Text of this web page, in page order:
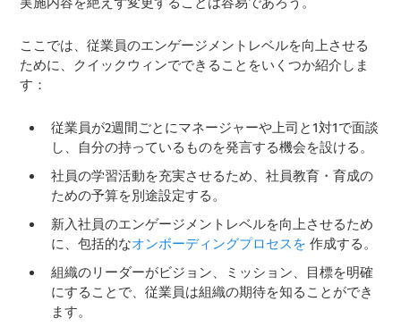
ここでは、従業員のエンゲージメントレベルを向上させる
ために、クイックウィンでできることをいくつか紹介しま
す：
従業員が2週間ごとにマネージャーや上司と1対1で面談
し、自分の持っているものを発言する機会を設ける。
社員の学習活動を充実させるため、社員教育・育成の
ための予算を別途設定する。
新入社員のエンゲージメントレベルを向上させるため
に、包括的なオンボーディングプロセスを作成する。
組織のリーダーがビジョン、ミッション、目標を明確
にすることで、従業員は組織の期待を知ることができ
ます。